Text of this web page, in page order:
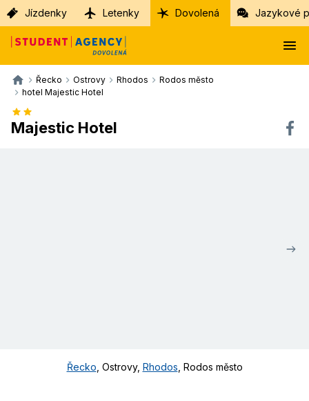
Jízdenky Letenky Dovolená Jazykové
Řecko Ostrovy Rhodos
Rodos město
hotel Majestic Hotel
Majestic Hotel
Řecko Ostrovy, Rhodos Rodos město